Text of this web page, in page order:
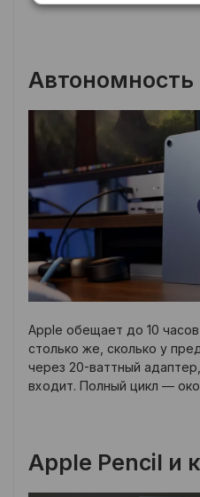
Автономность
Apple обещает до 10
столько же, сколько у
через 20-ваттный
входит. Полный цикл —
Apple Pencil и